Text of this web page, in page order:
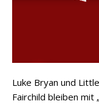
Luke Bryan und
Fairchild bleiben mit